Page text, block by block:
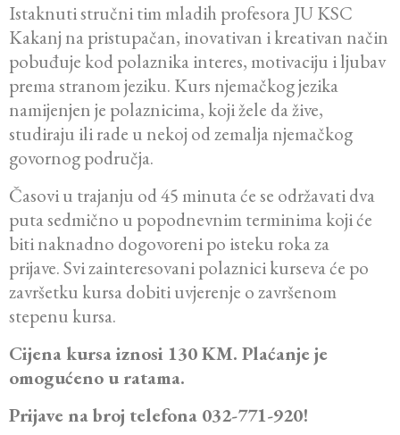
Istaknuti stručni tim mladih profesora JU KSC
Kakanj na pristupačan, inovativan i kreativan način
pobuđuje kod polaznika interes, motivaciju i ljubav
prema stranom jeziku. Kurs njemačkog jezika
namijenjen je polaznicima, koji žele da žive,
studiraju ili rade u nekoj od zemalja njemačkog
govornog područja.
Časovi u trajanju od 45 minuta će se održavati dva
puta sedmično u popodnevnim terminima koji će
biti naknadno dogovoreni po isteku roka za
prijave. Svi zainteresovani polaznici kurseva će po
završetku kursa dobiti uvjerenje o završenom
stepenu kursa.
Cijena kursa iznosi 130 KM. Plaćanje je
omogućeno u ratama.
Prijave na broj telefona 032-771-920!